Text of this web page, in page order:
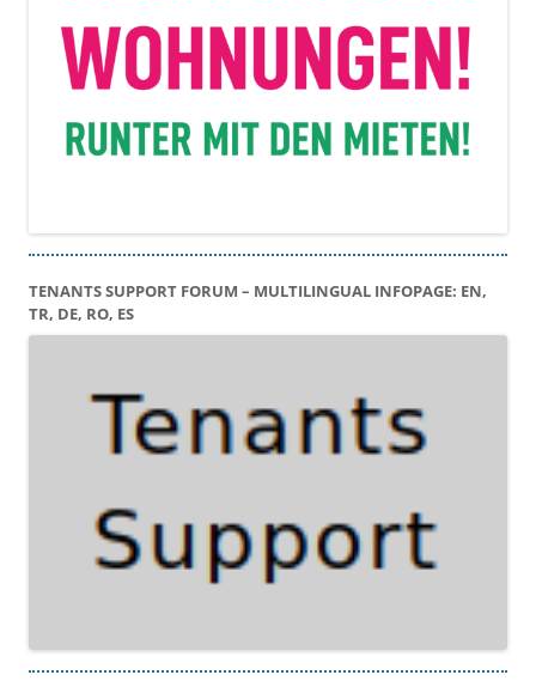
TENANTS SUPPORT FORUM – MULTILINGUAL INFOPAGE: EN,
TR, DE, RO, ES